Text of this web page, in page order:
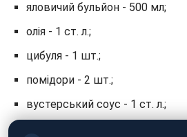
яловичий бульйон - 500 мл;
олія - 1 ст. л.;
цибуля - 1 шт.;
помідори - 2 шт.;
вустерський соус - 1 ст. л.;